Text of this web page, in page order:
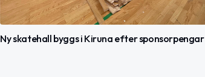
Ny skatehall byggs i Kiruna efter sponsorpengar